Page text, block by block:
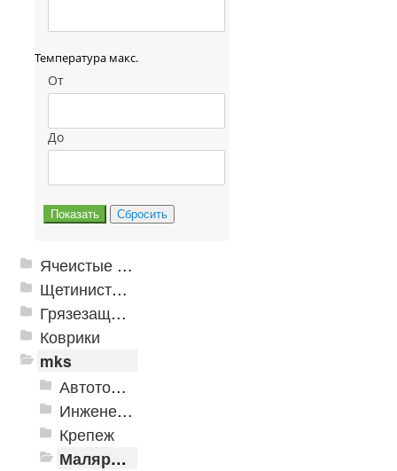
Температура макс.
От
До
Ячеистые грязезащитные покрытия
Щетинистые покрытия
Грязезащитные, влаговпитывающие покрытия
Коврики
mks
Автотовары
Инженерная сантехника и инструменты
Крепеж
Малярно-штукатурные инструменты